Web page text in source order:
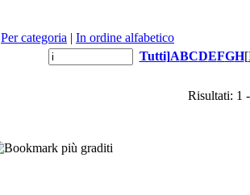
Per categoria | In ordine alfabetico
Tutti]ABCDEFGH[
Risultati: 1